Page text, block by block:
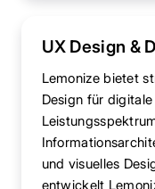
UX Design &
Lemonize bietet
Design für
und visuelles
entwickelt